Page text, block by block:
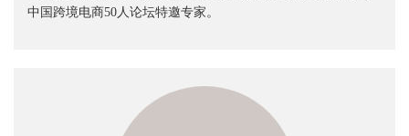
中国跨境电商50人论坛特邀专家。